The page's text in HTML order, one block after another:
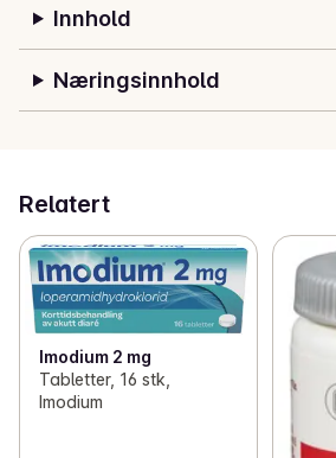
Innhold
Næringsinnhold
Relatert
Imodium 2 mg
Tabletter, 16 stk,
Imodium